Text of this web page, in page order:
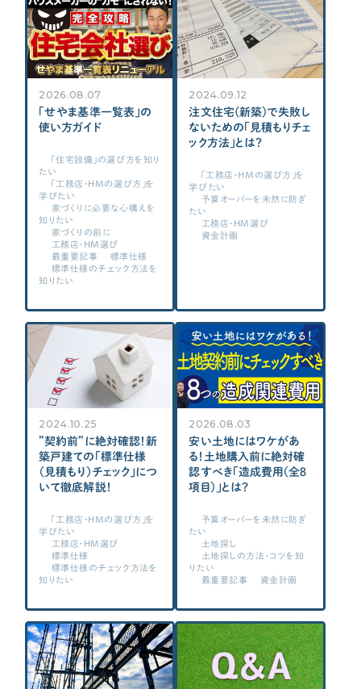
【クルー専用】ログインページ
2026.08.07
「せやま基準一覧表」の
使い方ガイド
「住宅設備」の選び方を知り
たい
「工務店・HMの選び方」を
学びたい
家づくりに必要な心構えを
知りたい
家づくりの前に
工務店・HM選び
最重要記事
標準仕様
標準仕様のチェック方法を
知りたい
2024.09.12
注文住宅(新築)で失敗し
ないための「見積もりチェ
ック方法」とは？
「工務店・HMの選び方」を
学びたい
予算オーバーを未然に防ぎ
たい
工務店・HM選び
資金計画
2024.10.25
”契約前”に絶対確認！新
築戸建ての「標準仕様
（見積もり）チェック」につ
いて徹底解説！
「工務店・HMの選び方」を
学びたい
工務店・HM選び
標準仕様
標準仕様のチェック方法を
知りたい
2026.08.03
安い土地にはワケがあ
る！土地購入前に絶対確
認すべき「造成費用（全８
項目）」とは？
予算オーバーを未然に防ぎ
たい
土地探し
土地探しの方法・コツを知
りたい
最重要記事
資金計画